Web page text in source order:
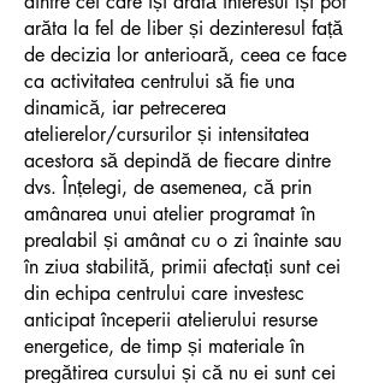
arăta la fel de liber și dezinteresul față
de decizia lor anterioară, ceea ce face
ca activitatea centrului să fie una
dinamică, iar petrecerea
atelierelor/cursurilor și intensitatea
acestora să depindă de fiecare dintre
dvs. Înțelegi, de asemenea, că prin
amânarea unui atelier programat în
prealabil și amânat cu o zi înainte sau
în ziua stabilită, primii afectați sunt cei
din echipa centrului care investesc
anticipat începerii atelierului resurse
energetice, de timp și materiale în
pregătirea cursului și că nu ei sunt cei